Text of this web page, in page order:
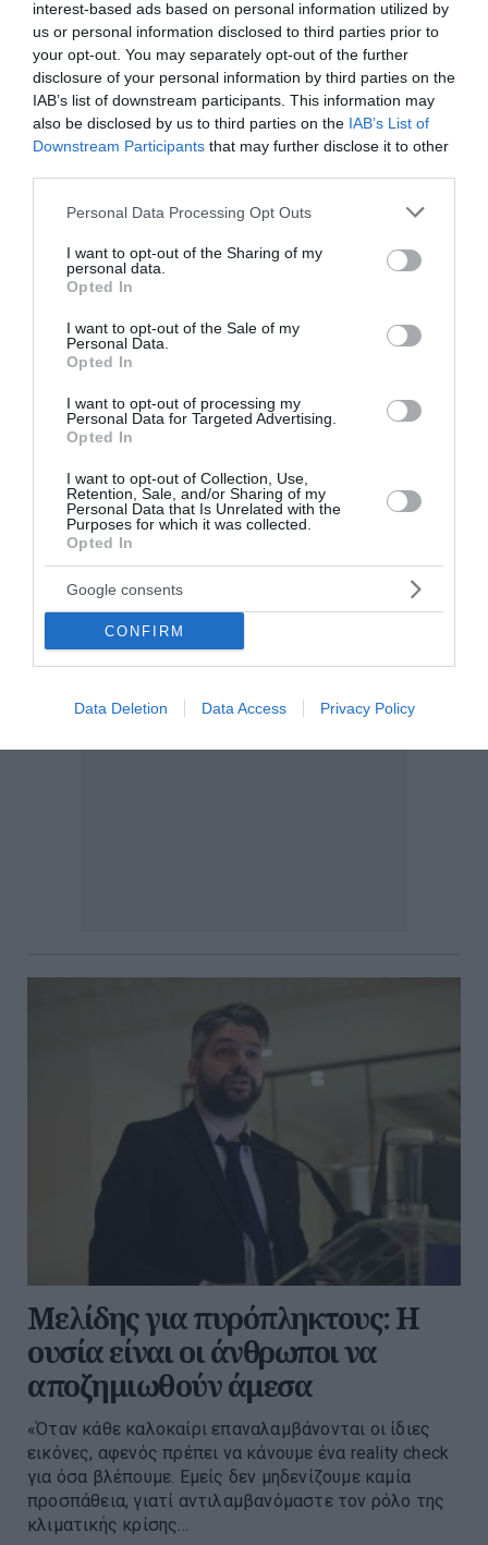
interest-based ads based on personal information utilized by
us or personal information disclosed to third parties prior to
your opt-out. You may separately opt-out of the further
disclosure of your personal information by third parties on the
IAB’s list of downstream participants. This information may
also be disclosed by us to third parties on the IAB’s List of
Downstream Participants that may further disclose it to other
Please note that this website/app uses one or more Google
not limited to your visit or usage behaviour. You may click to
grant or deny consent to Google and its third-party tags to
use your data for below specified purposes in below Google
consent section.
Personal Data Processing Opt Outs
I want to opt-out of the Sharing of my
personal data.
Opted In
I want to opt-out of the Sale of my
Personal Data.
Opted In
I want to opt-out of processing my
Personal Data for Targeted Advertising.
Opted In
I want to opt-out of Collection, Use,
Retention, Sale, and/or Sharing of my
Personal Data that Is Unrelated with the
Purposes for which it was collected.
Opted In
Google consents
CONFIRM
Data Deletion Data Access Privacy Policy
φιλοξενίας πυρόπληκτων ζώων
στα Μέγαρα (Photos)
Στο Δημοτικό Στάδιο Μεγάρων, που φιλοξενεί
έκτακτο σταθμό υποδοχής και φροντίδας
πυρόπληκτων ζώων, έκανε στάση ο Νίκος
Πολιτική
Μελίδης για πυρόπληκτους: Η
ουσία είναι οι άνθρωποι να
αποζημιωθούν άμεσα
«Όταν κάθε καλοκαίρι επαναλαμβάνονται οι ίδιες
εικόνες, αφενός πρέπει να κάνουμε ένα reality check
για όσα βλέπουμε. Εμείς δεν μηδενίζουμε καμία
προσπάθεια, γιατί αντιλαμβανόμαστε τον ρόλο της
κλιματικής κρίσης...